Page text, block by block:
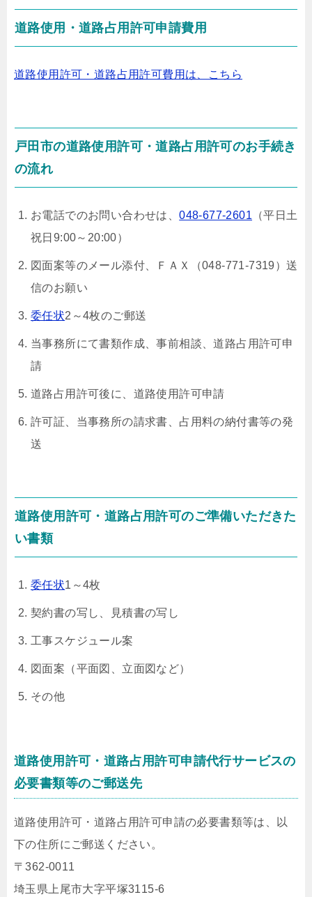
道路使用・道路占用許可申請費用
道路使用許可・道路占用許可費用は、こちら
戸田市の道路使用許可・道路占用許可のお手続き
の流れ
お電話でのお問い合わせは、048-677-2601 （平日土
祝日9:00～20:00）
図面案等のメール添付、ＦＡＸ（048-771-7319）送
信のお願い
委任状2～4枚のご郵送
当事務所にて書類作成、事前相談、道路占用許可申
請
道路占用許可後に、道路使用許可申請
許可証、当事務所の請求書、占用料の納付書等の発
送
道路使用許可・道路占用許可のご準備いただきた
い書類
委任状1～4枚
契約書の写し、見積書の写し
工事スケジュール案
図面案（平面図、立面図など）
その他
道路使用許可・道路占用許可申請代行サービスの
必要書類等のご郵送先
道路使用許可・道路占用許可申請の必要書類等は、以
下の住所にご郵送ください。
〒362-0011
埼玉県上尾市大字平塚3115-6